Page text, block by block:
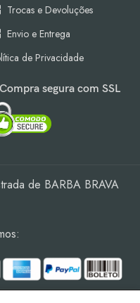
Trocas e Devoluções
Envio e Entrega
de Privacidade
Compra segura com SSL
de BARBA BRAVA